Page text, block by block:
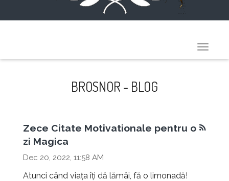
Toggle
BROSNOR - BLOG
Zece Citate Motivationale pentru o
zi Magica
Dec 20, 2022, 11:58 AM
Atunci când viața îți dă lămâi, fă o limonadă!